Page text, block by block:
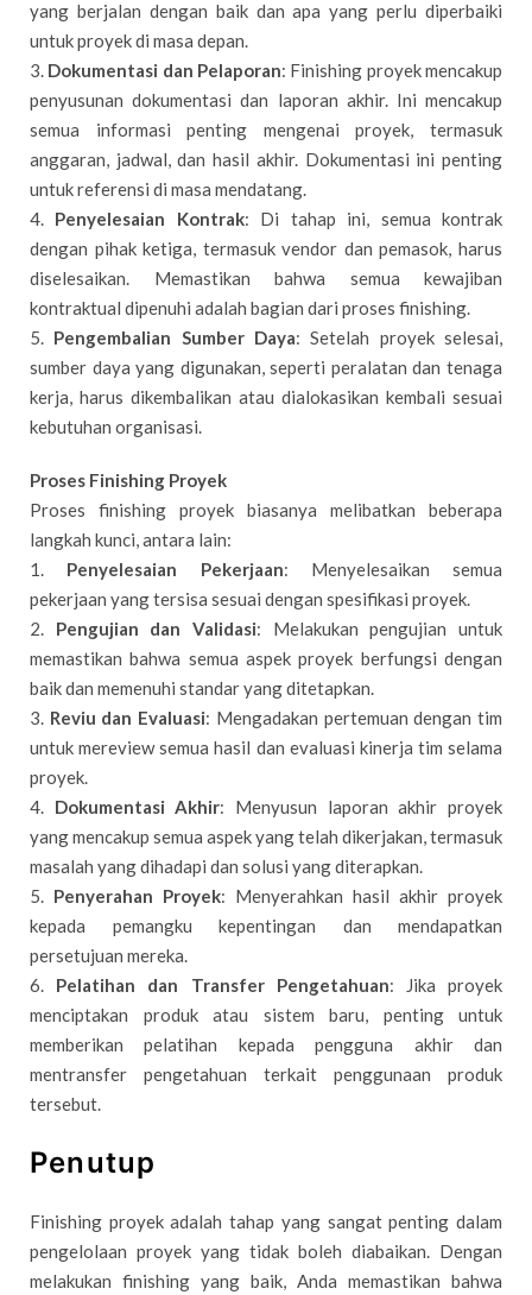
yang berjalan dengan baik dan apa yang perlu diperbaiki
untuk proyek di masa depan.
3. Dokumentasi dan Pelaporan: Finishing proyek mencakup
penyusunan dokumentasi dan laporan akhir. Ini mencakup
semua informasi penting mengenai proyek, termasuk
anggaran, jadwal, dan hasil akhir. Dokumentasi ini penting
untuk referensi di masa mendatang.
4. Penyelesaian Kontrak: Di tahap ini, semua kontrak
dengan pihak ketiga, termasuk vendor dan pemasok, harus
diselesaikan. Memastikan bahwa semua kewajiban
kontraktual dipenuhi adalah bagian dari proses finishing.
5. Pengembalian Sumber Daya: Setelah proyek selesai,
sumber daya yang digunakan, seperti peralatan dan tenaga
kerja, harus dikembalikan atau dialokasikan kembali sesuai
kebutuhan organisasi.
Proses Finishing Proyek
Proses finishing proyek biasanya melibatkan beberapa
langkah kunci, antara lain:
1. Penyelesaian Pekerjaan: Menyelesaikan semua
pekerjaan yang tersisa sesuai dengan spesifikasi proyek.
2. Pengujian dan Validasi: Melakukan pengujian untuk
memastikan bahwa semua aspek proyek berfungsi dengan
baik dan memenuhi standar yang ditetapkan.
3. Reviu dan Evaluasi: Mengadakan pertemuan dengan tim
untuk mereview semua hasil dan evaluasi kinerja tim selama
proyek.
4. Dokumentasi Akhir: Menyusun laporan akhir proyek
yang mencakup semua aspek yang telah dikerjakan, termasuk
masalah yang dihadapi dan solusi yang diterapkan.
5. Penyerahan Proyek: Menyerahkan hasil akhir proyek
kepada pemangku kepentingan dan mendapatkan
persetujuan mereka.
6. Pelatihan dan Transfer Pengetahuan: Jika proyek
menciptakan produk atau sistem baru, penting untuk
memberikan pelatihan kepada pengguna akhir dan
mentransfer pengetahuan terkait penggunaan produk
tersebut.
Penutup
Finishing proyek adalah tahap yang sangat penting dalam
pengelolaan proyek yang tidak boleh diabaikan. Dengan
melakukan finishing yang baik, Anda memastikan bahwa